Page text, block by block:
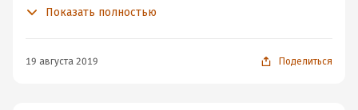
осуществляет проверки и как часто прибегает к
Показать полностью
19 августа 2019 Поделиться